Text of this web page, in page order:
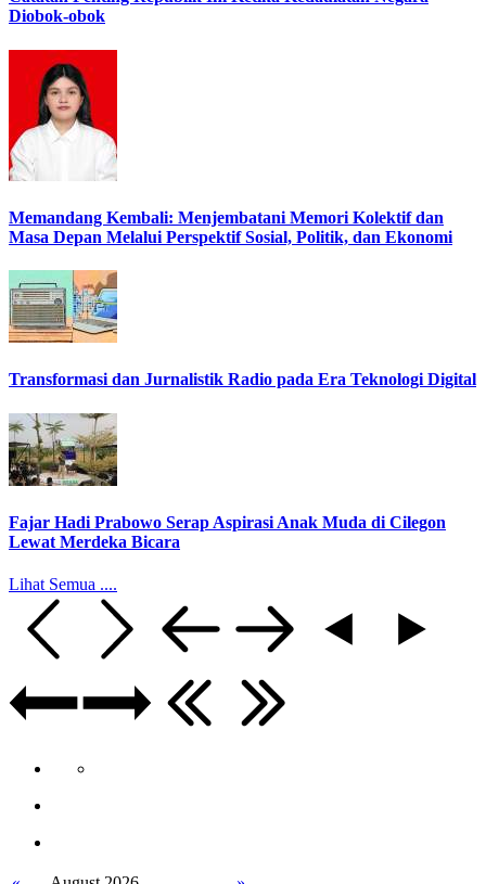
Diobok-obok
Memandang Kembali: Menjembatani Memori Kolektif dan
Masa Depan Melalui Perspektif Sosial, Politik, dan Ekonomi
Transformasi dan Jurnalistik Radio pada Era Teknologi Digital
Fajar Hadi Prabowo Serap Aspirasi Anak Muda di Cilegon
Lewat Merdeka Bicara
Lihat Semua ....